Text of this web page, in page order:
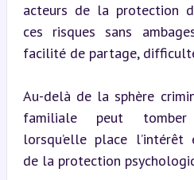
acteurs de la protection
ces risques sans
facilité de partage,
Au-delà de la sphère
familiale peut tomber
lorsqu’elle place l’intérêt
de la protection